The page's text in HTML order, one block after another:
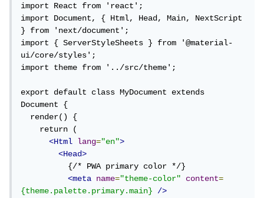
import React from 'react';
import Document, { Html, Head, Main, NextScript
} from 'next/document';
import { ServerStyleSheets } from '@material-
ui/core/styles';
import theme from '../src/theme';
export default class MyDocument extends
Document {
  render() {
    return (
<Html
lang="en">
<Head>
          {/* PWA primary color */}
<meta
name="theme-color" content=
{theme.palette.primary.main}
/>